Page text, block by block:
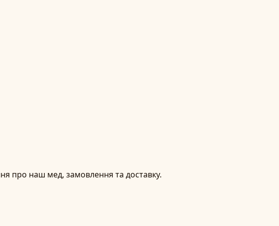
про наш мед, замовлення та доставку.